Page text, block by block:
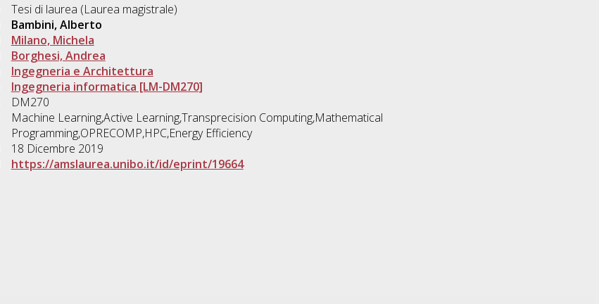
Tesi di laurea (Laurea magistrale)
Bambini, Alberto
Milano, Michela
Borghesi, Andrea
Ingegneria e Architettura
Ingegneria informatica [LM-DM270]
DM270
Machine Learning,Active Learning,Transprecision Computing,Mathematical
Programming,OPRECOMP,HPC,Energy Efficiency
18 Dicembre 2019
https://amslaurea.unibo.it/id/eprint/19664